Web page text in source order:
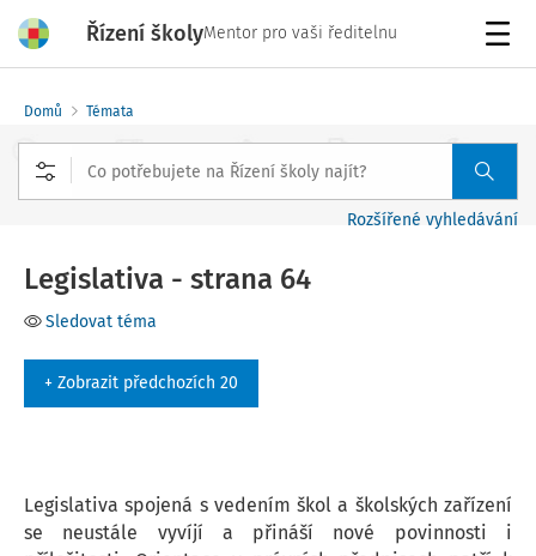
Řízení školyMentor pro vaši ředitelnu
Domů Témata
Rozšířené vyhledávání
Legislativa - strana 64
Sledovat téma
+ Zobrazit předchozích 20
Legislativa spojená s vedením škol a školských zařízení
se neustále vyvíjí a přináší nové povinnosti i